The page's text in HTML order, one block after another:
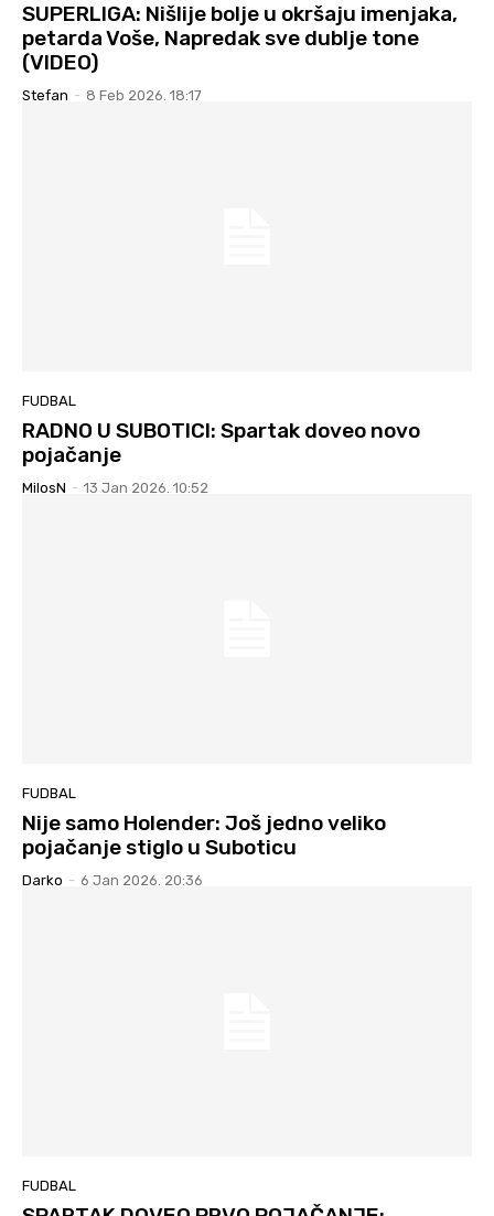
SUPERLIGA: Nišlije bolje u okršaju imenjaka,
petarda Voše, Napredak sve dublje tone
(VIDEO)
Stefan - 8 Feb 2026. 18:17
FUDBAL
RADNO U SUBOTICI: Spartak doveo novo
pojačanje
MilosN - 13 Jan 2026. 10:52
FUDBAL
Nije samo Holender: Još jedno veliko
pojačanje stiglo u Suboticu
Darko - 6 Jan 2026. 20:36
FUDBAL